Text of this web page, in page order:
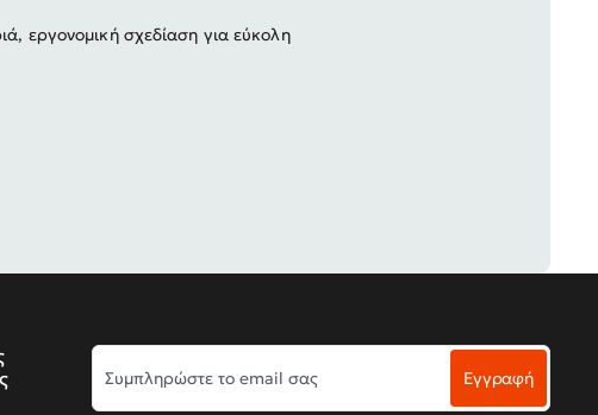
εργονομική σχεδίαση για εύκολη
Συμπληρώστε
το
email
Εγγραφή